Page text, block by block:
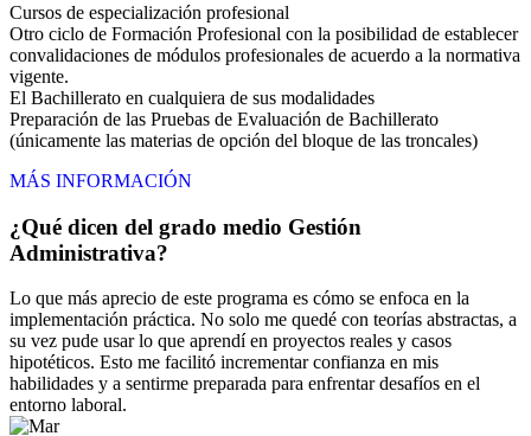
Cursos de especialización profesional
Otro ciclo de Formación Profesional con la posibilidad de establecer
convalidaciones de módulos profesionales de acuerdo a la normativa
vigente.
El Bachillerato en cualquiera de sus modalidades
Preparación de las Pruebas de Evaluación de Bachillerato
(únicamente las materias de opción del bloque de las troncales)
MÁS INFORMACIÓN
¿Qué dicen del grado medio Gestión
Administrativa?
Lo que más aprecio de este programa es cómo se enfoca en la
implementación práctica. No solo me quedé con teorías abstractas, a
su vez pude usar lo que aprendí en proyectos reales y casos
hipotéticos. Esto me facilitó incrementar confianza en mis
habilidades y a sentirme preparada para enfrentar desafíos en el
entorno laboral.